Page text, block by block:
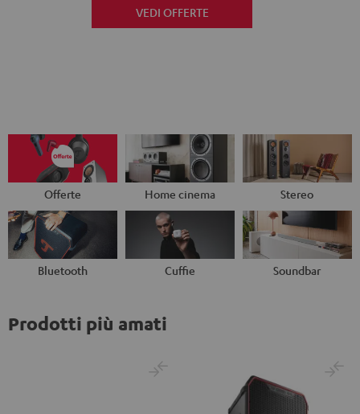
VEDI OFFERTE
Offerte Home cinema Stereo
Bluetooth Cuffie Soundbar
Prodotti più amati